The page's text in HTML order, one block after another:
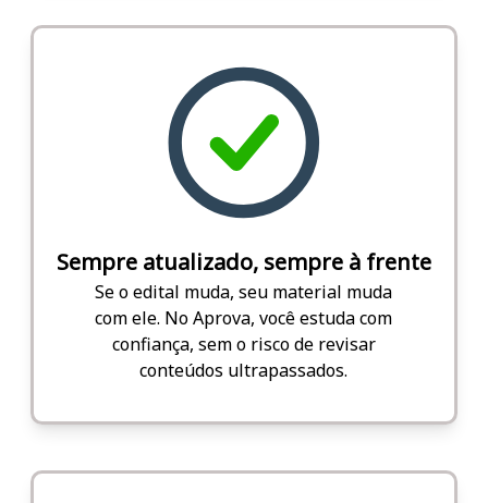
Sempre atualizado, sempre à frente
Se o edital muda, seu material muda
com ele. No Aprova, você estuda com
confiança, sem o risco de revisar
conteúdos ultrapassados.